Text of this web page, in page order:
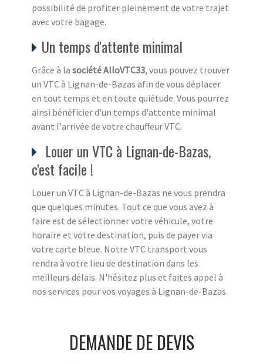
possibilité de profiter pleinement de votre trajet
avec votre bagage.
Un temps d'attente minimal
Grâce à la société AlloVTC33, vous pouvez trouver
un VTC à Lignan-de-Bazas afin de vous déplacer
en tout temps et en toute quiétude. Vous pourrez
ainsi bénéficier d'un temps d'attente minimal
avant l'arrivée de votre chauffeur VTC.
Louer un VTC à Lignan-de-Bazas,
c'est facile !
Louer un VTC à Lignan-de-Bazas ne vous prendra
que quelques minutes. Tout ce que vous avez à
faire est de sélectionner votre véhicule, votre
horaire et votre destination, puis de payer via
votre carte bleue. Notre VTC transport vous
rendra à votre lieu de destination dans les
meilleurs délais. N'hésitez plus et faites appel à
nos services pour vos voyages à Lignan-de-Bazas.
DEMANDE DE DEVIS